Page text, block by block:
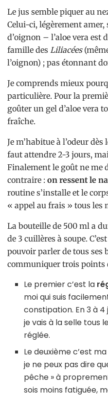
Le jus semble piquer au
Celui-ci, légèrement amer,
d’oignon – l’aloe vera est
famille des Liliacées
l’oignon) ; pas étonnant
Je comprends mieux
particulière. Pour la
goûter un gel d’aloe vera
fraîche.
Je m’habitue à l’odeur
faut attendre 2-3 jours,
Finalement le goût ne me
contraire : on ressent le
routine s’installe et le
« appel au frais » tous les
La bouteille de 500 ml a
de 3 cuillères à soupe.
pouvoir parler de tous ses
communiquer trois points
Le premier c’est la
moi qui suis
constipation. En 3 à
je vais à la selle tous
réglée.
Le deuxième c’est ma
je ne peux pas dire
pêche » à
sois moins fatiguée,